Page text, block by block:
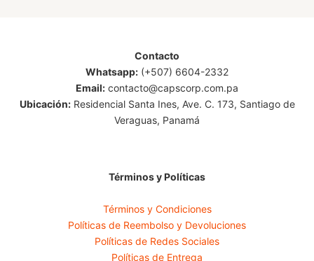
Contacto
Whatsapp: (+507) 6604-2332
Email: contacto@capscorp.com.pa
Ubicación:Residencial Santa Ines, Ave. C. 173, Santiago de
Veraguas, Panamá
Términos y Políticas
Términos y Condiciones
Políticas de Reembolso y Devoluciones
Políticas de Redes Sociales
Políticas de Entrega